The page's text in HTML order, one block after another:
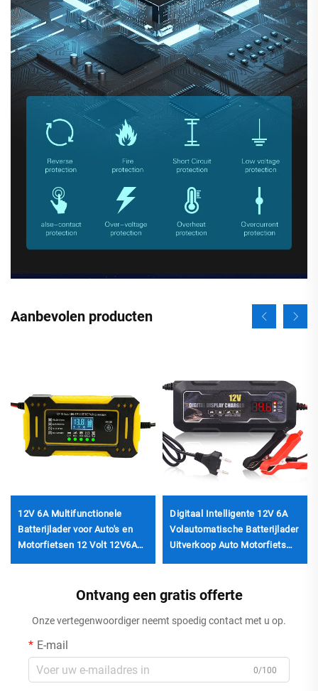
Aanbevolen producten
12V 6A Multifunctionele
Batterijlader voor Auto's en
Motorfietsen 12 Volt 12V6A
Digitaal Intelligente 12V 6A
Volautomatische Batterijlader
Uitverkoop Auto Motorfiets
Ontvang een gratis offerte
Onze vertegenwoordiger neemt spoedig contact met u op.
E-mail
0/100